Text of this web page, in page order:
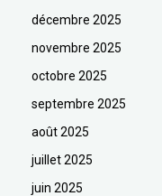
décembre 2025
novembre 2025
octobre 2025
septembre 2025
août 2025
juillet 2025
juin 2025